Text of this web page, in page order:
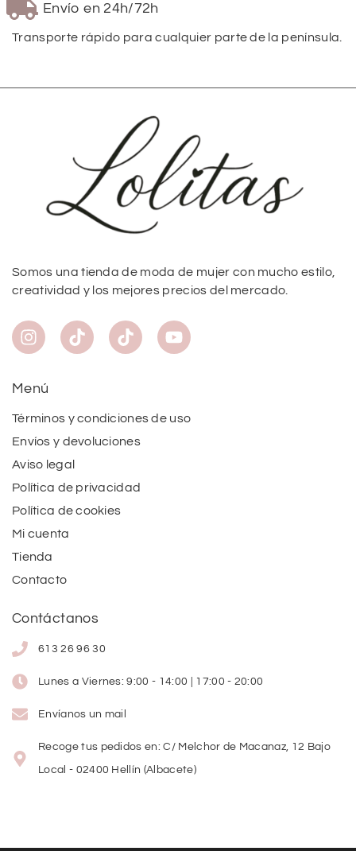
Envío en 24h/72h
Transporte rápido para cualquier parte de la península.
Somos una tienda de moda de mujer con mucho estilo,
creatividad y los mejores precios del mercado.
Menú
Términos y condiciones de uso
Envíos y devoluciones
Aviso legal
Política de privacidad
Política de cookies
Mi cuenta
Tienda
Contacto
Contáctanos
613 26 96 30
Lunes a Viernes: 9:00 - 14:00 | 17:00 - 20:00
Envíanos un mail
Recoge tus pedidos en: C/ Melchor de Macanaz, 12 Bajo
Local - 02400 Hellín (Albacete)